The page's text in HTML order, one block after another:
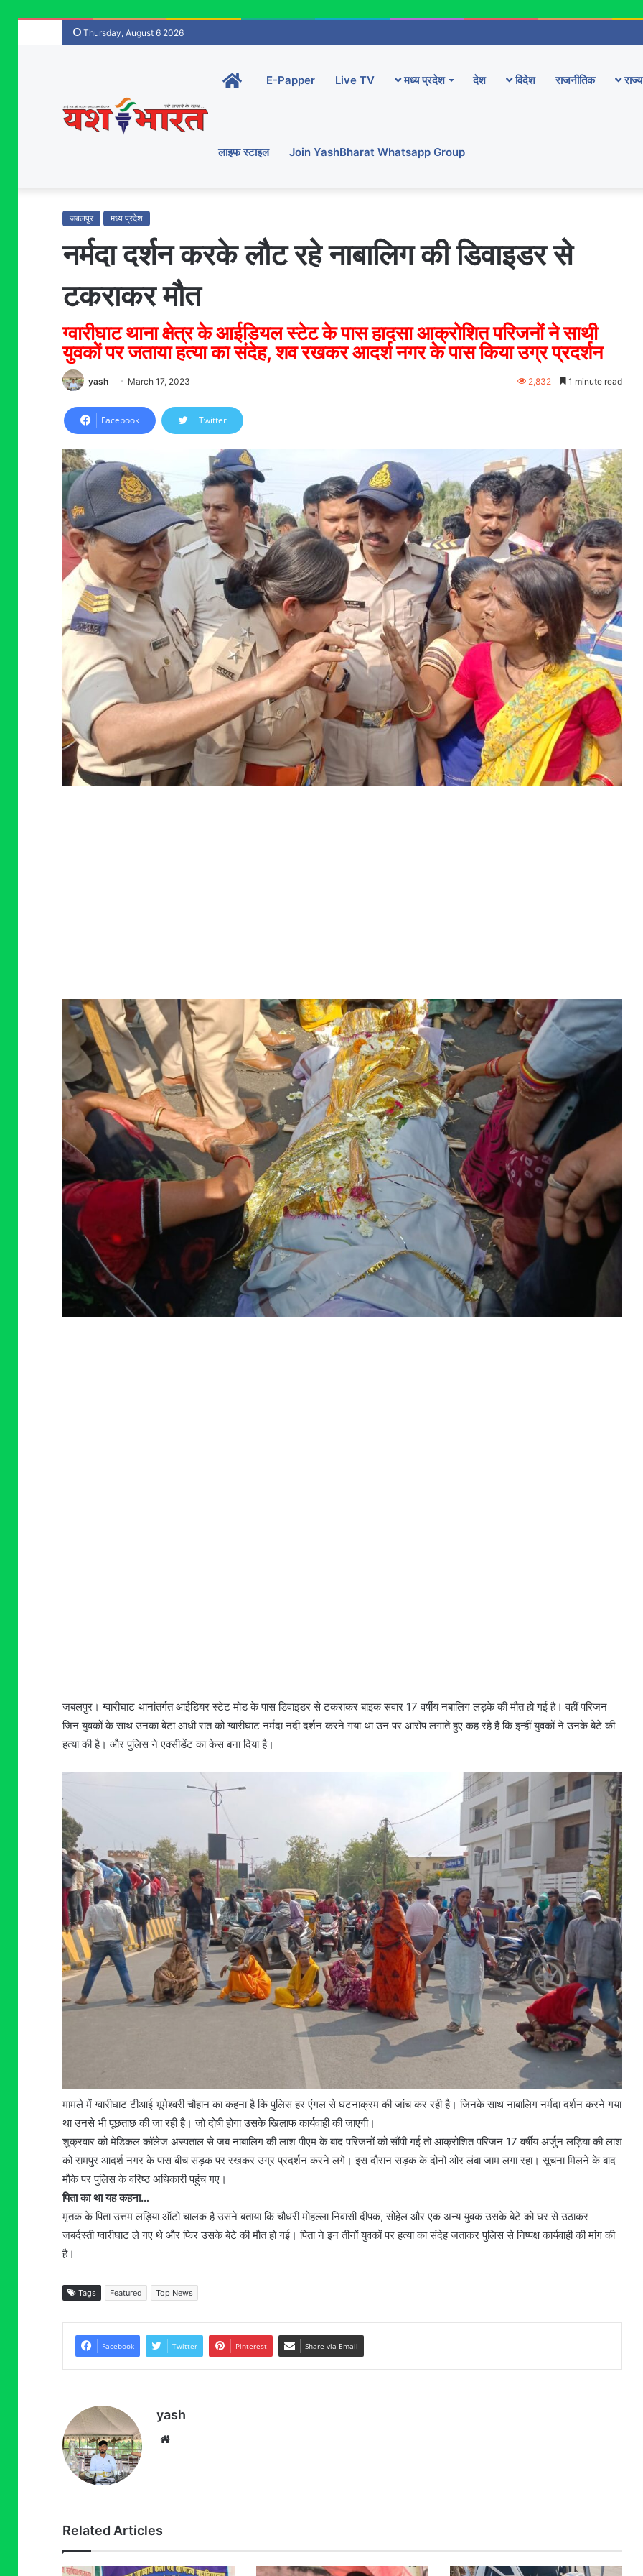
Thursday, August 6 2026
Home-
main
E-Papper Live TV मध्य प्रदेश देश विदेश राजनीतिक राज्य
लाइफ स्टाइल Join YashBharat Whatsapp Group
जबलपुर मध्य प्रदेश
नर्मदा दर्शन करके लौट रहे नाबालिग की डिवाइडर से
टकराकर मौत
ग्वारीघाट थाना क्षेत्र के आईडियल स्टेट के पास हादसा आक्रोशित परिजनों ने साथी
युवकों पर जताया हत्या का संदेह, शव रखकर आदर्श नगर के पास किया उग्र प्रदर्शन
yash March 17, 2023 2,832 1 minute read
Facebook Twitter
जबलपुर। ग्वारीघाट थानांतर्गत आईडियर स्टेट मोड के पास डिवाइडर से टकराकर बाइक सवार 17 वर्षीय नबालिग लड़के की मौत हो गई है। वहीं परिजन
जिन युवकों के साथ उनका बेटा आधी रात को ग्वारीघाट नर्मदा नदी दर्शन करने गया था उन पर आरोप लगाते हुए कह रहे हैं कि इन्हीं युवकों ने उनके बेटे की
हत्या की है। और पुलिस ने एक्सीडेंट का केस बना दिया है।
मामले में ग्वारीघाट टीआई भूमेश्वरी चौहान का कहना है कि पुलिस हर एंगल से घटनाक्रम की जांच कर रही है। जिनके साथ नाबालिग नर्मदा दर्शन करने गया
था उनसे भी पूछताछ की जा रही है। जो दोषी होगा उसके खिलाफ कार्यवाही की जाएगी।
शुक्रवार को मेडिकल कॉलेज अस्पताल से जब नाबालिग की लाश पीएम के बाद परिजनों को सौंपी गई तो आक्रोशित परिजन 17 वर्षीय अर्जुन लड़िया की लाश
को रामपुर आदर्श नगर के पास बीच सड़क पर रखकर उग्र प्रदर्शन करने लगे। इस दौरान सड़क के दोनों ओर लंबा जाम लगा रहा। सूचना मिलने के बाद
मौके पर पुलिस के वरिष्ठ अधिकारी पहुंच गए।
पिता का था यह कहना…
मृतक के पिता उत्तम लड़िया ऑटो चालक है उसने बताया कि चौधरी मोहल्ला निवासी दीपक, सोहेल और एक अन्य युवक उसके बेटे को घर से उठाकर
जबर्दस्ती ग्वारीघाट ले गए थे और फिर उसके बेटे की मौत हो गई। पिता ने इन तीनों युवकों पर हत्या का संदेह जताकर पुलिस से निष्पक्ष कार्यवाही की मांग की
है।
Tags Featured Top News
Facebook Twitter Pinterest Share via Email
yash
Website
Related Articles